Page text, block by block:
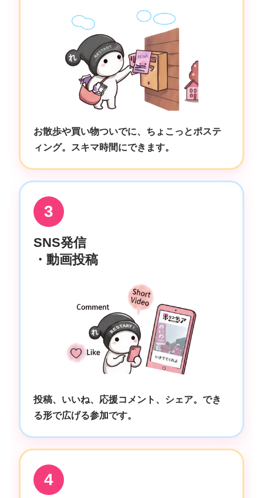
お散歩や買い物ついでに、ちょこっとポステ
ィング。スキマ時間にできます。
3
SNS発信
・動画投稿
投稿、いいね、応援コメント、シェア。でき
る形で広げる参加です。
4